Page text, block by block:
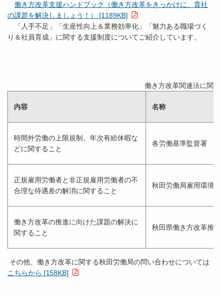
働き方改革支援ハンドブック（働き方改革をきっかけに、貴社
の課題を解決しましょう！） [1189KB]
「人手不足」「生産性向上＆業務効率化」「魅力ある職場づく
り＆社員育成」に関する支援制度についてご紹介しています。
働き方改革関連法に関
内容 名称
時間外労働の上限規制、年次有給休暇な
どに関すること
各労働基準監督署
正規雇用労働者と非正規雇用労働者の不
合理な待遇差の解消に関すること
秋田労働局雇用環境
働き方改革の推進に向けた課題の解決に
関すること
秋田県働き方改革推
その他、働き方改革に関する秋田労働局の問い合わせについては
こちらから [158KB]